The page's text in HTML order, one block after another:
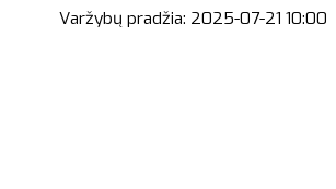
Varžybų pradžia: 2025-07-21 10:00